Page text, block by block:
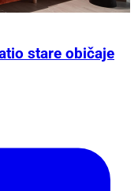
stare običaje